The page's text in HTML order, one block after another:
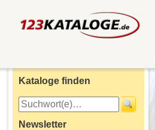
Kataloge finden
Newsletter